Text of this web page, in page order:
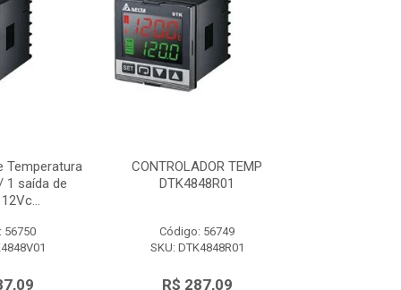
Temperatura
1 saída de
56750
CONTROLADOR TEMP
DTK4848R01
Código: 56749
SKU: DTK4848R01
R$ 287,09